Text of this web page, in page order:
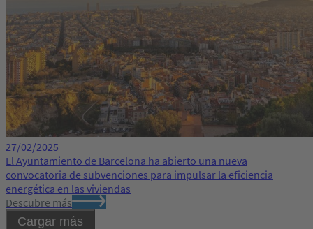
27/02/2025
El Ayuntamiento de Barcelona ha abierto una nueva
convocatoria de subvenciones para impulsar la eficiencia
energética en las viviendas
Descubre más
Cargar más